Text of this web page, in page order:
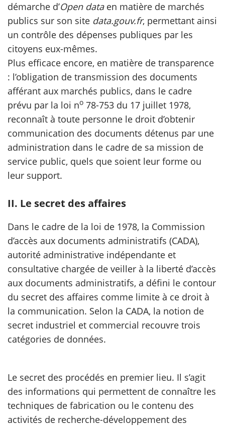
démarche d’Open dataen matière de marchés
publics sur son site data.gouv.fr, permettant ainsi
un contrôle des dépenses publiques par les
citoyens eux-mêmes.
Plus efficace encore, en matière de transparence
: l’obligation de transmission des documents
afférant aux marchés publics, dans le cadre
prévu par la loi no 78-753 du 17 juillet 1978,
reconnaît à toute personne le droit d’obtenir
communication des documents détenus par une
administration dans le cadre de sa mission de
service public, quels que soient leur forme ou
leur support.
II. Le secret des affaires
Dans le cadre de la loi de 1978, la Commission
d’accès aux documents administratifs (CADA),
autorité administrative indépendante et
consultative chargée de veiller à la liberté d’accès
aux documents administratifs, a défini le contour
du secret des affaires comme limite à ce droit à
la communication. Selon la CADA, la notion de
secret industriel et commercial recouvre trois
catégories de données.
Le secret des procédés en premier lieu. Il s’agit
des informations qui permettent de connaître les
techniques de fabrication ou le contenu des
activités de recherche-développement des